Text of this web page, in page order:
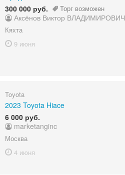
300 000 руб.
Торг возможен
Аксёнов Виктор ВЛАДИМИРОВИЧ
Кяхта
9 июня
Toyota
2023 Toyota Hiace
6 000 руб.
marketanginc
Москва
4 июня